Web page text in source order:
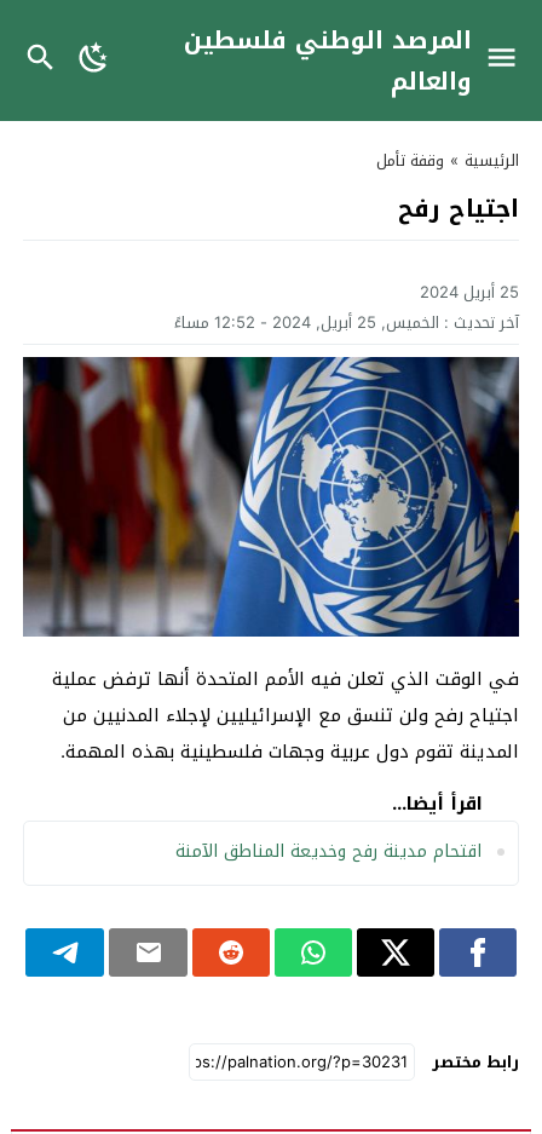
المرصد الوطني فلسطين
والعالم
الرئيسية » وقفة تأمل
اجتياح رفح
25 أبريل 2024
آخر تحديث : الخميس, 25 أبريل, 2024 - 12:52 مساءً
في الوقت الذي تعلن فيه الأمم المتحدة أنها ترفض عملية
اجتياح رفح ولن تنسق مع الإسرائيليين لإجلاء المدنيين من
المدينة تقوم دول عربية وجهات فلسطينية بهذه المهمة.
اقرأ أيضا...
اقتحام مدينة رفح وخديعة المناطق الآمنة
رابط مختصر